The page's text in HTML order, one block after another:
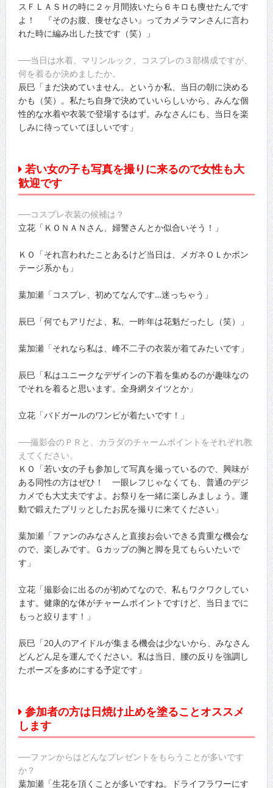
スＦＬＡＳＨの時に２ヶ月間抜いたら６キロも痩せたんです
よ！ 『そのお腹、痩せなさい』ってカメラマンさんに言わ
れた時に編み出した技です（笑）」
──当日は水着、マリンルック、コスプレの３部構成ですが、
何を着るか決めましたか。
辰巳「まだ決めていません。というか私、当日の朝に決める
かも（笑）。私たち自身で決めていいらしいから、みんな個
性的な水着や衣装で登場するはず。みなさんにも、当日を楽
しみに待っていてほしいです」
若い女の子も写真を撮りに来るので女性も大
歓迎です
──コスプレ衣装の候補は？
立花「ＫＯＮＡＮさん、婦警さんとか似合いそう！」
ＫＯ「それ言われたことあるけど当日は、メガネＯＬかボン
テージ系かも」
葉加瀬「コスプレ、初めてなんです…迷っちゃう」
辰巳「何でもアリだよ、私、一昨年は花魁だったし（笑）」
葉加瀬「それなら私は、峰不二子の衣装が着てみたいです」
辰巳「私はユニークなデザインの下着を集めるのが趣味なの
でそれを着ると思います。全身網タイツとか」
立花「バドガールのワンピが着たいです！」
──撮影会のＰＲと、カラダのチャームポイントをそれぞれ教
えてください。
ＫＯ「若い女の子も参加して写真を撮っているので、興味が
ある同性の方はぜひ！ 一眼レフじゃなくても、普通のデジ
カメでも大丈夫ですよ。お祭りを一緒に楽しみましょう。運
動で鍛えたプリッとしたお尻を撮りに来てください」
葉加瀬「ファンのみなさんと直接お会いできる貴重な機会な
ので、楽しみです。Ｇカップの胸と脚を見てもらいたいで
す」
立花「撮影会に出るのが初めてなので、私もワクワクしてい
ます。健康的な体がチャームポイントですけど、当日までに
もっと絞ります！」
辰巳「20人のアイドルが集まる機会は少ないから、みなさん
どんどん足を運んでください。私は当日、腰の反りを強調し
たポーズを多めにする予定です」
参加者の方は日焼け止めを塗ることオススメ
します
──ファンからはどんなプレゼントをもらうことが多いです
か？
葉加瀬「生花を頂くことが多いですね。ドライフラワーにす